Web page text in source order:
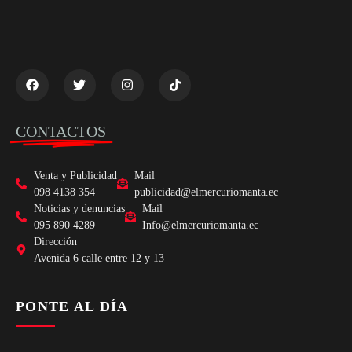
CONTACTOS
Venta y Publicidad
098 4138 354
Mail
publicidad@elmercuriomanta.ec
Noticias y denuncias
095 890 4289
Mail
Info@elmercuriomanta.ec
Dirección
Avenida 6 calle entre 12 y 13
PONTE AL DÍA